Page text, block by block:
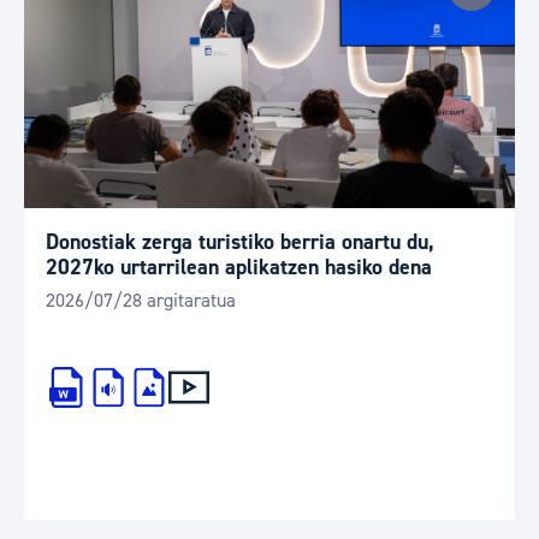
Donostiak zerga turistiko berria onartu du,
2027ko urtarrilean aplikatzen hasiko dena
2026/07/28 argitaratua